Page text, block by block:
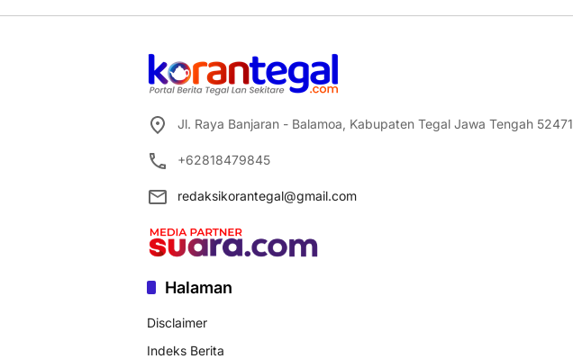
Jl. Raya Banjaran - Balamoa, Kabupaten Tegal Jawa Tengah 52471
+62818479845
redaksikorantegal@gmail.com
Halaman
Disclaimer
Indeks Berita